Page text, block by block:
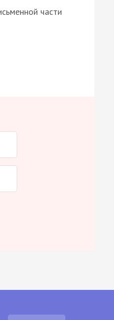
части